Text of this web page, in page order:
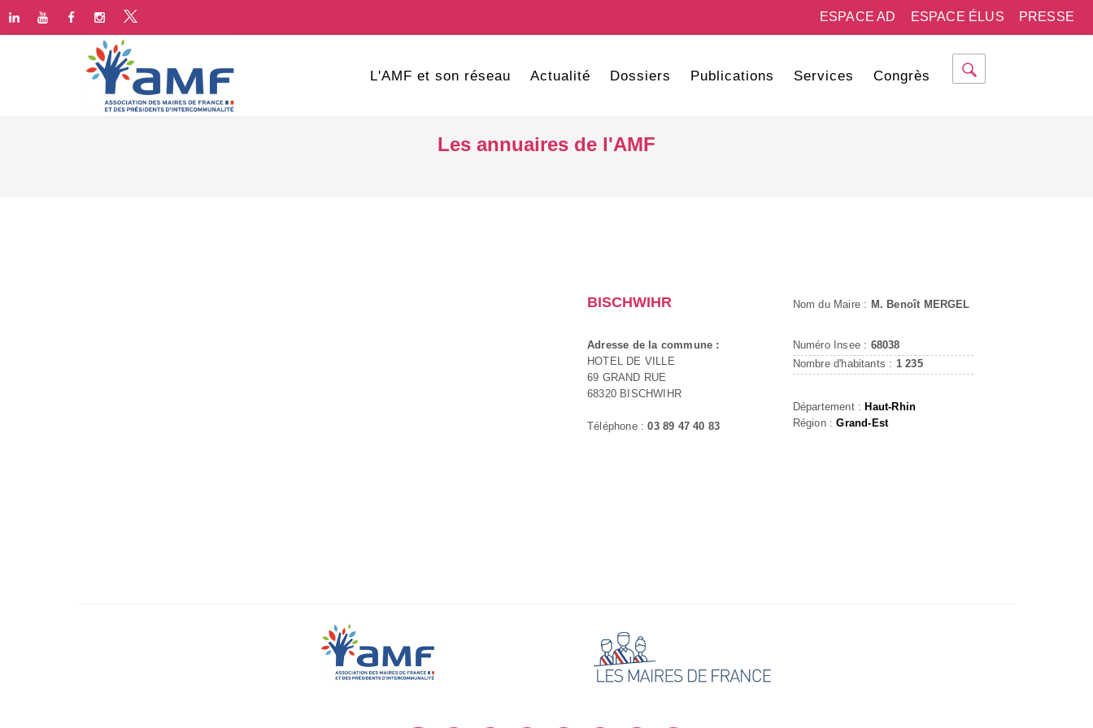
PRESSE
ESPACE ÉLUS
ESPACE AD
L'AMF et son réseau Actualité Dossiers Publications Services Congrès
Les annuaires de l'AMF
BISCHWIHR
Adresse de la commune :
HOTEL DE VILLE
69 GRAND RUE
68320 BISCHWIHR
Téléphone :03 89 47 40 83
Nom du Maire : M. Benoît MERGEL
Numéro Insee : 68038
Nombre d'habitants : 1 235
Département : Haut-Rhin
Région :Grand-Est